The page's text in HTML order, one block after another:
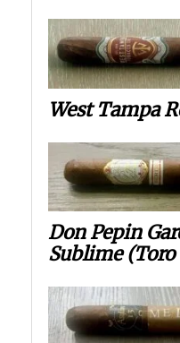
West Tampa
Don Pepin
Sublime (Toro